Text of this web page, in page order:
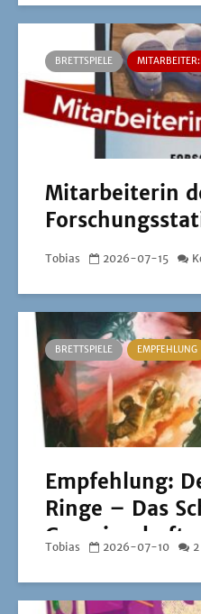
BRETTSPIELE
Mitarbeiterin
Tobias 2026-07-15
BRETTSPIELE EMPFEHLUNG
Empfehlung:
Ringe – Das
Gemeinschaft
Tobias 2026-07-10